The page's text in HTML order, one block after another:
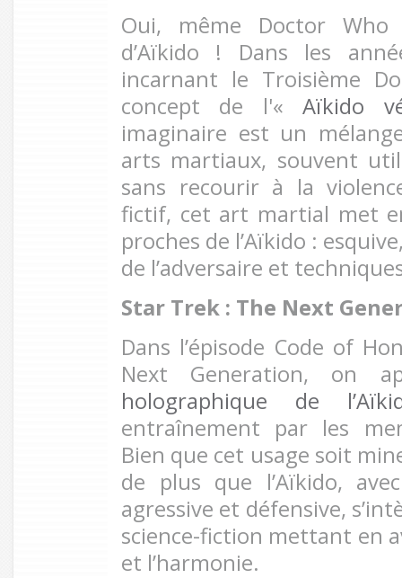
Oui, même Doctor
d’Aïkido ! Dans les
incarnant le Troisième
concept de l'«Aïkido
imaginaire est un
arts martiaux, souvent
sans recourir à la
fictif, cet art martial met
proches de l’Aïkido :
de l’adversaire et
Star Trek : The Next
Dans l’épisode Code of
Next Generation, on
holographique de
entraînement par les
Bien que cet usage soit
de plus que l’Aïkido,
agressive et défensive,
science-fiction mettant en
et l’harmonie.